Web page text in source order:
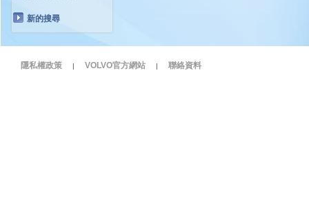
新的搜尋
隱私權政策 | VOLVO官方網站 | 聯絡資料